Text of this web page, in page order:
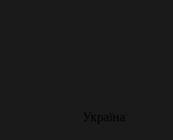
Україна